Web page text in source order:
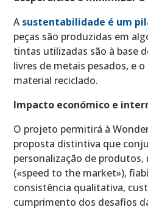
Asustentabilidade é um
peças são produzidas em
tintas utilizadas são à base
livres de metais pesados, e
material reciclado.
Impacto económico e
O projeto permitirá à
proposta distintiva que
personalização de produtos,
(«speed to the market»),
consistência qualitativa,
cumprimento dos desafios